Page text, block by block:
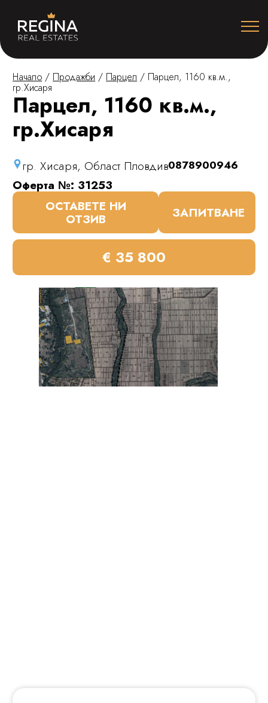
Начало / Продажби / Парцел / Парцел, 1160 кв.м.,
гр.Хисаря
Парцел, 1160 кв.м.,
гр.Хисаря
гр. Хисаря, Област Пловдив0878900946
Оферта №: 31253
ОСТАВЕТЕ НИ
ОТЗИВ ЗАПИТВАНЕ
€ 35 800